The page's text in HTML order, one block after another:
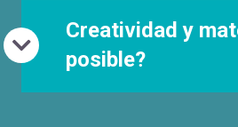
Creatividad y
posible?